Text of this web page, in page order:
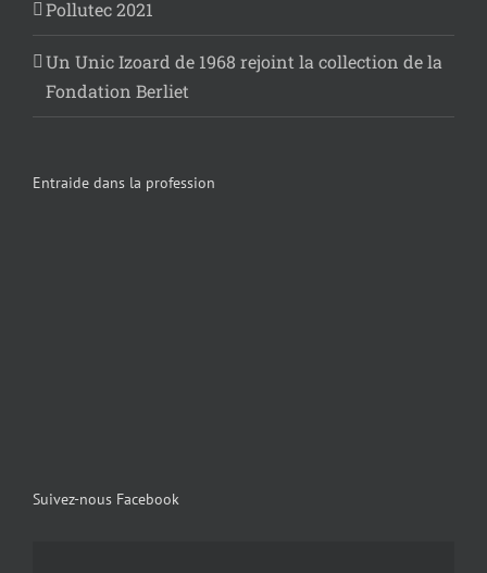
Pollutec 2021
Un Unic Izoard de 1968 rejoint la collection de la
Fondation Berliet
Entraide dans la profession
Suivez-nous Facebook